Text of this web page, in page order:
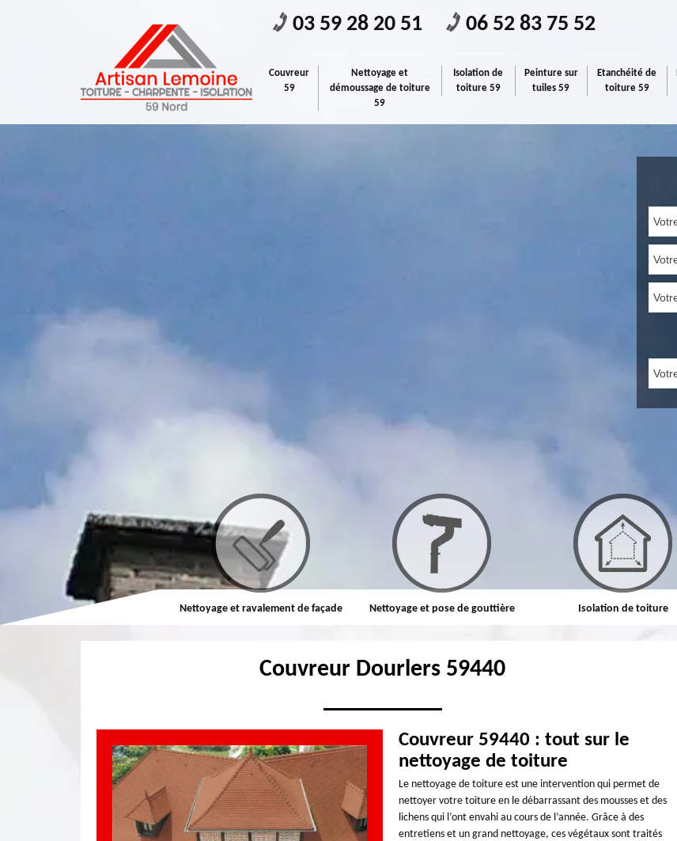
03 59 28 20 51 06 52 83 75 52
Couvreur
59
Nettoyage et
démoussage de toiture
59
Isolation de
toiture 59
Peinture sur
tuiles 59
Etanchéité de
toiture 59
Couvreur Nettoyage et ravalement de façade Nettoyage et pose de gouttière Isolation de toiture
Couvreur Dourlers 59440
Couvreur 59440 : tout sur le
nettoyage de toiture
Le nettoyage de toiture est une intervention qui permet de
nettoyer votre toiture en le débarrassant des mousses et des
lichens qui l’ont envahi au cours de l’année. Grâce à des
entretiens et un grand nettoyage, ces végétaux sont traités